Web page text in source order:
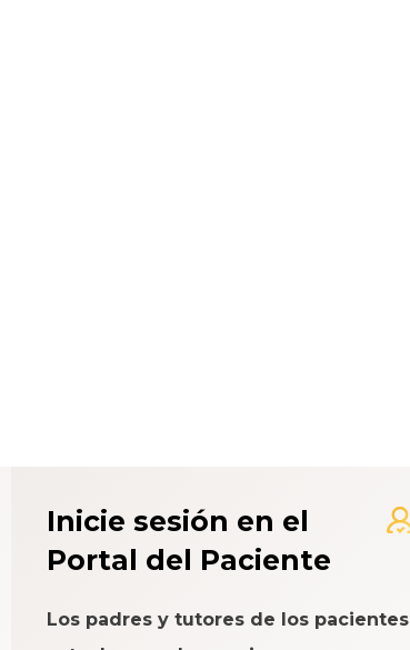
Inicie sesión en el
Portal del Paciente
Los padres y tutores de los pacientes